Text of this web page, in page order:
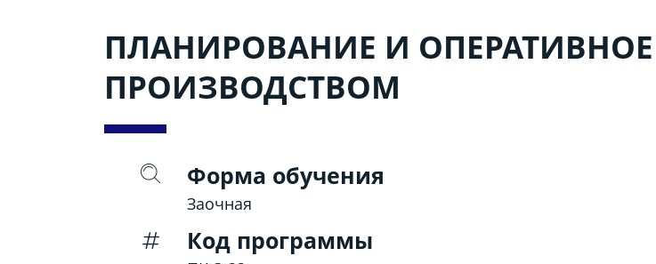
ПЛАНИРОВАНИЕ И
ПРОИЗВОДСТВОМ
Форма обучения
Заочная
Код программы